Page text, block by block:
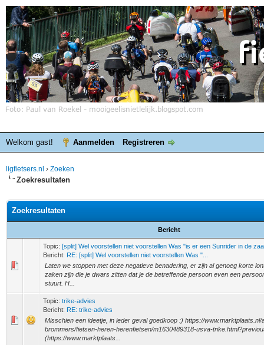
Welkom gast! Aanmelden Registreren
ligfietsers.nl › Zoeken
Zoekresultaten
Zoekresultaten
Bericht
Topic: [split] Wel voorstellen niet voorstellen Was "is er een Sunrider in de
Bericht: RE: [split] Wel voorstellen niet voorstellen Was "...
Laten we stoppen met deze negatieve benadering, er zijn al genoeg korte
zaken zijn die je dwars zitten dat je de betreffende persoon even een
stuurt. H...
Topic: trike-advies
Bericht: RE: trike-advies
Misschien een ideetje, in ieder geval goedkoop :) https://www.marktplaats.nl/
brommers/fietsen-heren-herenfietsen/m1630489318-usva-
(https://www.marktplaats...